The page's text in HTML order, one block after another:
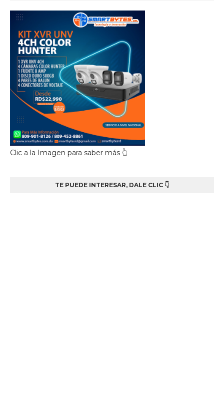
Clic a la Imagen para saber más 👆
TE PUEDE INTERESAR, DALE CLIC 👇